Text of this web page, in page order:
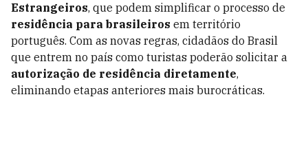
Estrangeiros, que podem simplificar o processo de
residência para brasileiros em território
português. Com as novas regras, cidadãos do Brasil
que entrem no país como turistas poderão solicitar a
autorização de residência diretamente,
eliminando etapas anteriores mais burocráticas.